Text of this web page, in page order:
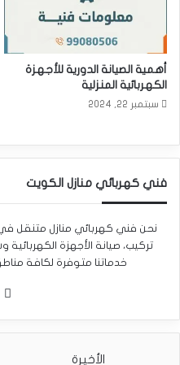
أهمية الصيانة الدورية للأجهزة
الكهربائية المنزلية
سبتمبر 22, 2024
فني كهربائي منازل الكويت
نحن فني كهربائي منازل متنقل
تركيب، صيانة الأجهزة
خدماتنا متوفرة لكافة مناطق
الأخيرة